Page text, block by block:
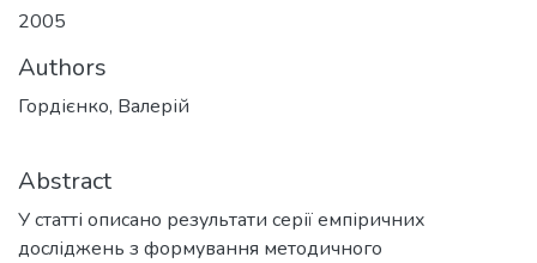
2005
Authors
Гордієнко, Валерій
Abstract
У статті описано результати серії емпіричних
досліджень з формування методичного